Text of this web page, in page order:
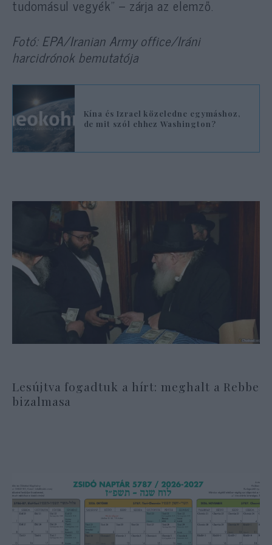
tudomásul vegyék” – zárja az elemző.
Fotó: EPA/Iranian Army office/Iráni
harcidrónok bemutatója
Kína és Izrael közeledne egymáshoz,
de mit szól ehhez Washington?
Lesújtva fogadtuk a hírt: meghalt a Rebbe
bizalmasa